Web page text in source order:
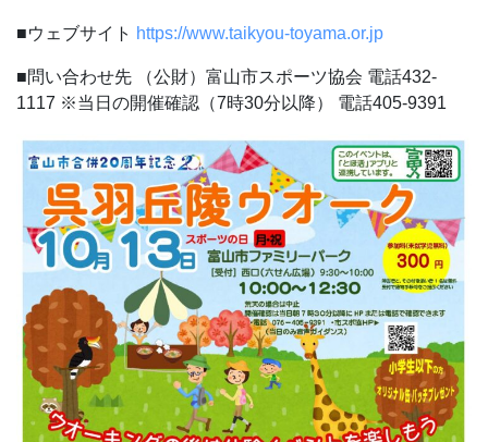
■ウェブサイト https://www.taikyou-toyama.or.jp
■問い合わせ先 （公財）富山市スポーツ協会 電話432-
1117 ※当日の開催確認（7時30分以降） 電話405-9391